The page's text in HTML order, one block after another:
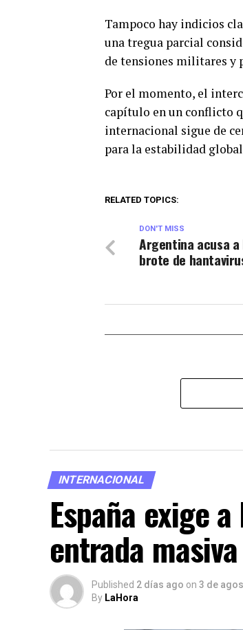
Tampoco hay indicios
una tregua parcial
de tensiones militares y
Por el momento, el
capítulo en un conflicto
internacional sigue de
para la estabilidad
RELATED TOPICS:
DON'T MISS
Argentina acusa a
brote de
INTERNACIONAL
España exige
entrada
Published 2 días ago on 3 de
By LaHora